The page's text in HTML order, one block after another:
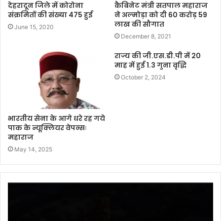
देहरादून जिले में कोरोना
संक्रमितों की संख्या 475 हुई
June 15, 2020
कैबिनेट मंत्री सतपाल महाराज
ने अल्मोड़ा को दी 60 करोड़ 59
लाख की सौगात
December 8, 2021
भारतीय सेना के आगे धरे रह गये
पाक के न्यूक्लियर वेपन्सः
महाराज
May 14, 2025
राज्य की जी.एस.डी.पी में 20
माह में हुई 1.3 गुना वृद्धि
October 2, 2024